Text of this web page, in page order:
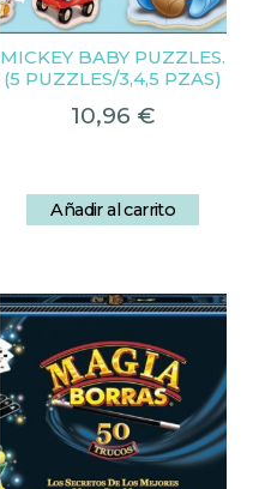
MICKEY BABY PUZZLES.
(5 PUZZLES/3,4,5 PZAS)
10,96 €
Añadir al carrito